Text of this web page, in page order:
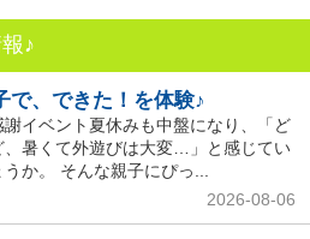
♪
で、できた！を体験♪
イベント夏休みも中盤になり、「ど
、暑くて外遊びは大変…」と感じてい
か。 そんな親子にぴっ...
2026-08-06